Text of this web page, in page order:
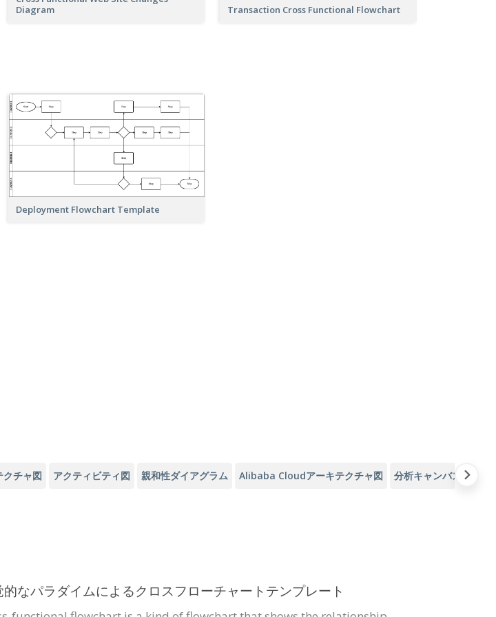
Diagram
Transaction Cross Functional Flowchart
Deployment Flowchart Template
クチャ図 アクティビティ図 親和性ダイアグラム Alibaba Cloudアーキテクチャ図 分析キャンバス
的なパラダイムによるクロスフローチャートテンプレート